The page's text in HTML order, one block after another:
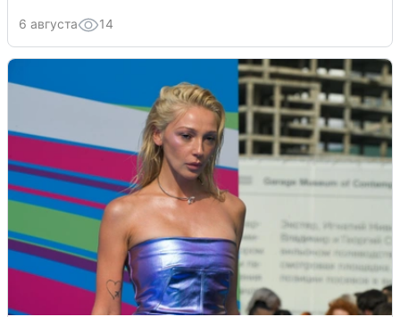
6 августа 14